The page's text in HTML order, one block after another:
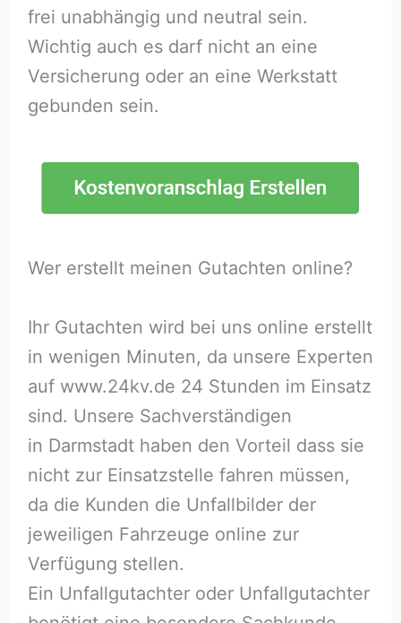
frei unabhängig und neutral sein.
Wichtig auch es darf nicht an eine
Versicherung oder an eine Werkstatt
gebunden sein.
Wer erstellt meinen Gutachten online?
Ihr Gutachten wird bei uns online erstellt
in wenigen Minuten, da unsere Experten
auf www.24kv.de 24 Stunden im Einsatz
sind. Unsere Sachverständigen
in Darmstadt haben den Vorteil dass sie
nicht zur Einsatzstelle fahren müssen,
da die Kunden die Unfallbilder der
jeweiligen Fahrzeuge online zur
Verfügung stellen.
Ein Unfallgutachter oder Unfallgutachter